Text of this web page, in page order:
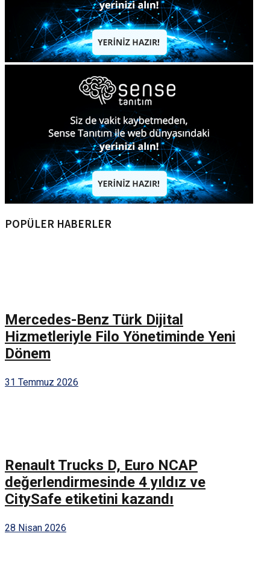
POPÜLER HABERLER
Mercedes-Benz Türk Dijital
Hizmetleriyle Filo Yönetiminde Yeni
Dönem
31 Temmuz 2026
Renault Trucks D, Euro NCAP
değerlendirmesinde 4 yıldız ve
CitySafe etiketini kazandı
28 Nisan 2026